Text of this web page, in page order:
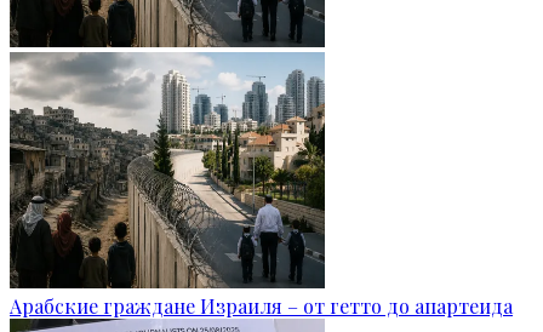
Арабские граждане Израиля – от гетто до апартеида